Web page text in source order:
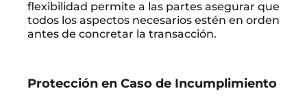
flexibilidad permite a las partes asegurar que
todos los aspectos necesarios estén en orden
antes de concretar la transacción.
Protección en Caso de Incumplimiento